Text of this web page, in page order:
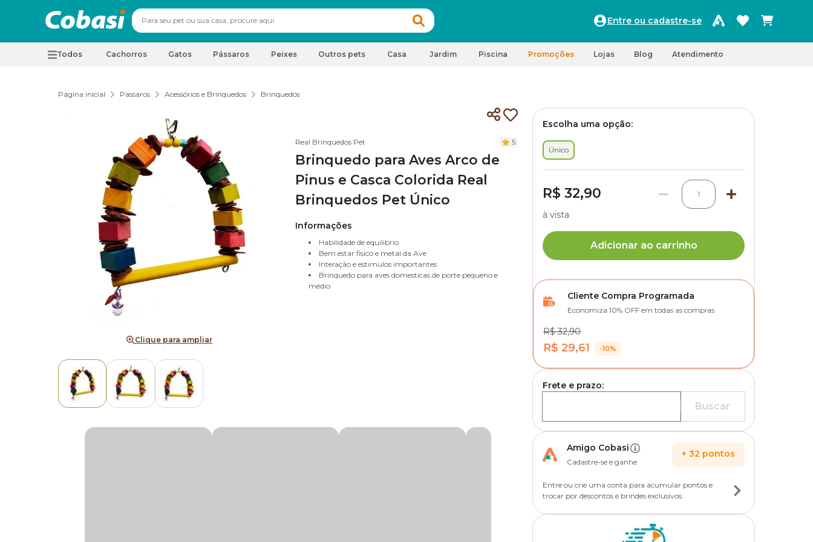
Entre ou cadastre-se
Todos Cachorros Gatos Pássaros Peixes Outros pets Casa Jardim Piscina Promoções Lojas Blog Atendimento
Página inicial Passaros Acessórios e Brinquedos Brinquedos
Clique para ampliar
Real Brinquedos Pet 5
Brinquedo para Aves Arco de
Pinus e Casca Colorida Real
Brinquedos Pet Único
Informações
Habilidade de equilibrio
Bem estar fisico e metal da Ave
Interação e estimulos importantes
Brinquedo para aves domesticas de porte pequeno e
médio
Escolha uma opção:
Único
R$ 32,90 1
à vista
Adicionar ao carrinho
Cliente Compra Programada
Economiza 10% OFF em todas as compras
R$ 32,90
R$ 29,61 -10%
Frete e prazo:
Buscar
Amigo Cobasi
Cadastre-se e ganhe
+ 32 pontos
Entre ou crie uma conta para acumular pontos e
trocar por descontos e brindes exclusivos.